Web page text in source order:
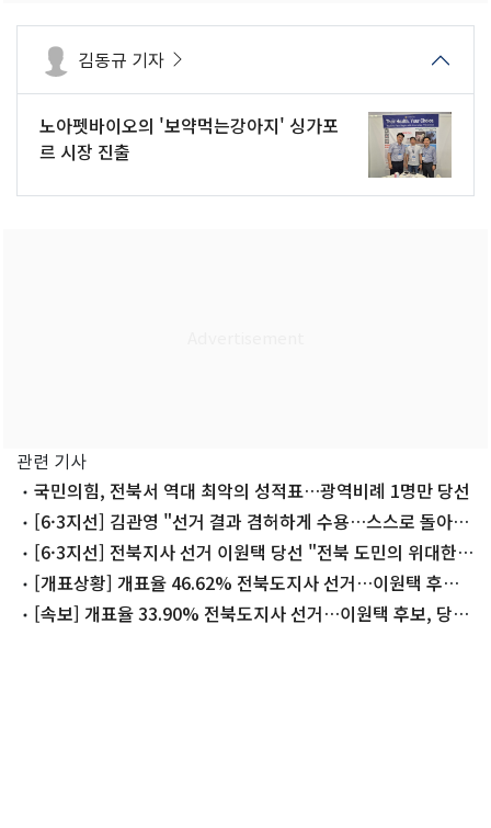
김동규 기자
노아펫바이오의 '보약먹는강아지' 싱가포
르 시장 진출
관련 기사
국민의힘, 전북서 역대 최악의 성적표…광역비례 1명만 당선
[6·3지선] 김관영 "선거 결과 겸허하게 수용…스스로 돌아보
는 시간 갖겠다"
[6·3지선] 전북지사 선거 이원택 당선 "전북 도민의 위대한
승리"
[개표상황] 개표율 46.62% 전북도지사 선거…이원택 후보,
당선 확실
[속보] 개표율 33.90% 전북도지사 선거…이원택 후보, 당선